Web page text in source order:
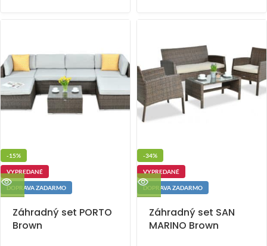
-15%
VYPREDANÉ
DOPRAVA ZADARMO
Záhradný set PORTO
Brown
-34%
VYPREDANÉ
DOPRAVA ZADARMO
Záhradný set SAN
MARINO Brown